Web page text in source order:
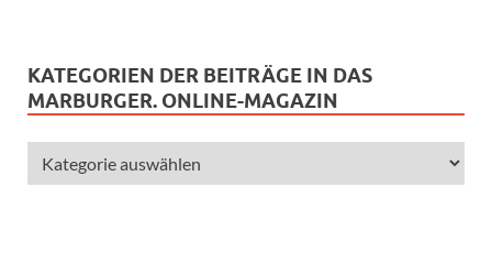
KATEGORIEN DER BEITRÄGE IN DAS
MARBURGER. ONLINE-MAGAZIN